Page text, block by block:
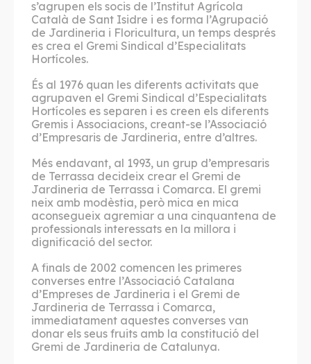
s’agrupen els socis de l’Institut Agrícola
Català de Sant Isidre i es forma l’Agrupació
de Jardineria i Floricultura, un temps després
es crea el Gremi Sindical d’Especialitats
Hortícoles.
És al 1976 quan les diferents activitats que
agrupaven el Gremi Sindical d’Especialitats
Hortícoles es separen i es creen els diferents
Gremis i Associacions, creant-se l’Associació
d’Empresaris de Jardineria, entre d’altres.
Més endavant, al 1993, un grup d’empresaris
de Terrassa decideix crear el Gremi de
Jardineria de Terrassa i Comarca. El gremi
neix amb modèstia, però mica en mica
aconsegueix agremiar a una cinquantena de
professionals interessats en la millora i
dignificació del sector.
A finals de 2002 comencen les primeres
converses entre l’Associació Catalana
d’Empreses de Jardineria i el Gremi de
Jardineria de Terrassa i Comarca,
immediatament aquestes converses van
donar els seus fruits amb la constitució del
Gremi de Jardineria de Catalunya.